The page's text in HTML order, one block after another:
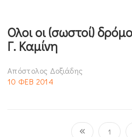
Ολοι οι (σωστοί)
Γ. Καμίνη
Απόστολος Δοξιάδης
10 ΦΕΒ 2014
1